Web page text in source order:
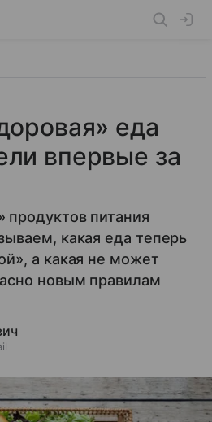
еда
впервые за
продуктов питания
какая еда теперь
а какая не может
новым правилам